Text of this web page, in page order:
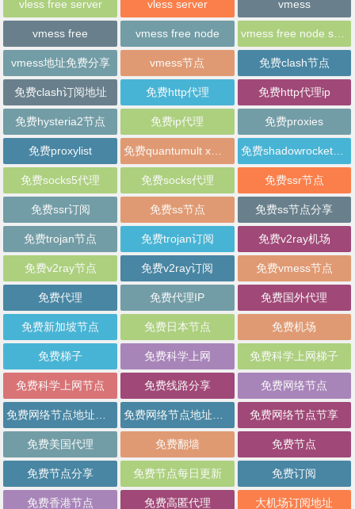
vless free server vless server vmess
vmess free vmess free node vmess free node sharing
vmess地址免费分享 vmess节点 免费clash节点
免费clash订阅地址 免费http代理 免费http代理ip
免费hysteria2节点 免费ip代理 免费proxies
免费proxylist 免费shadowrocket节点
免费socks5代理 免费socks代理 免费ssr节点
免费ssr订阅 免费ss节点 免费ss节点分享
免费trojan节点 免费trojan订阅 免费v2ray机场
免费v2ray节点 免费v2ray订阅 免费vmess节点
免费代理 免费代理IP 免费国外代理
免费新加坡节点 免费日本节点 免费机场
免费梯子 免费科学上网 免费科学上网梯子
免费科学上网节点 免费线路分享 免费网络节点
免费网络节点节享
免费美国代理 免费翻墙 免费节点
免费节点分享 免费节点每日更新 免费订阅
免费香港节点 免费高匿代理 大机场订阅地址